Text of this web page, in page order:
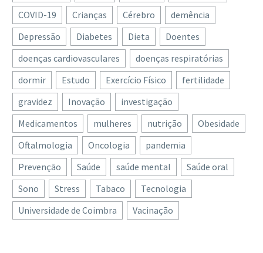
COVID-19
Crianças Cérebro
demência
Depressão
Diabetes Dieta
Doentes
doenças cardiovasculares
doenças respiratórias
dormir
Estudo Exercício Físico
fertilidade
gravidez
Inovação
investigação
Medicamentos
mulheres nutrição
Obesidade
Oftalmologia
Oncologia
pandemia
Prevenção
Saúde saúde mental
Saúde oral
Sono
Stress Tabaco
Tecnologia
Universidade de Coimbra
Vacinação